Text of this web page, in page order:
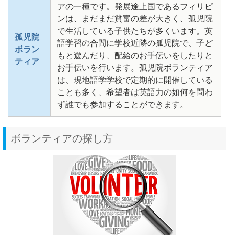
孤児院
ボラン
ティア
アの一種です。発展途上国であるフィリピ
ンは、まだまだ貧富の差が大きく、孤児院
で生活している子供たちが多くいます。英
語学習の合間に学校近隣の孤児院で、子ど
もと遊んだり、配給のお手伝いをしたりと
お手伝いを行います。孤児院ボランティア
は、現地語学学校で定期的に開催している
ことも多く、希望者は英語力の如何を問わ
ず誰でも参加することができます。
ボランティアの探し方